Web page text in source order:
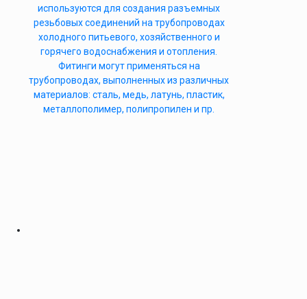
используются для создания разъемных
резьбовых соединений на трубопроводах
холодного питьевого, хозяйственного и
горячего водоснабжения и отопления.
Фитинги могут применяться на
трубопроводах, выполненных из различных
материалов: сталь, медь, латунь, пластик,
металлополимер, полипропилен и пр.